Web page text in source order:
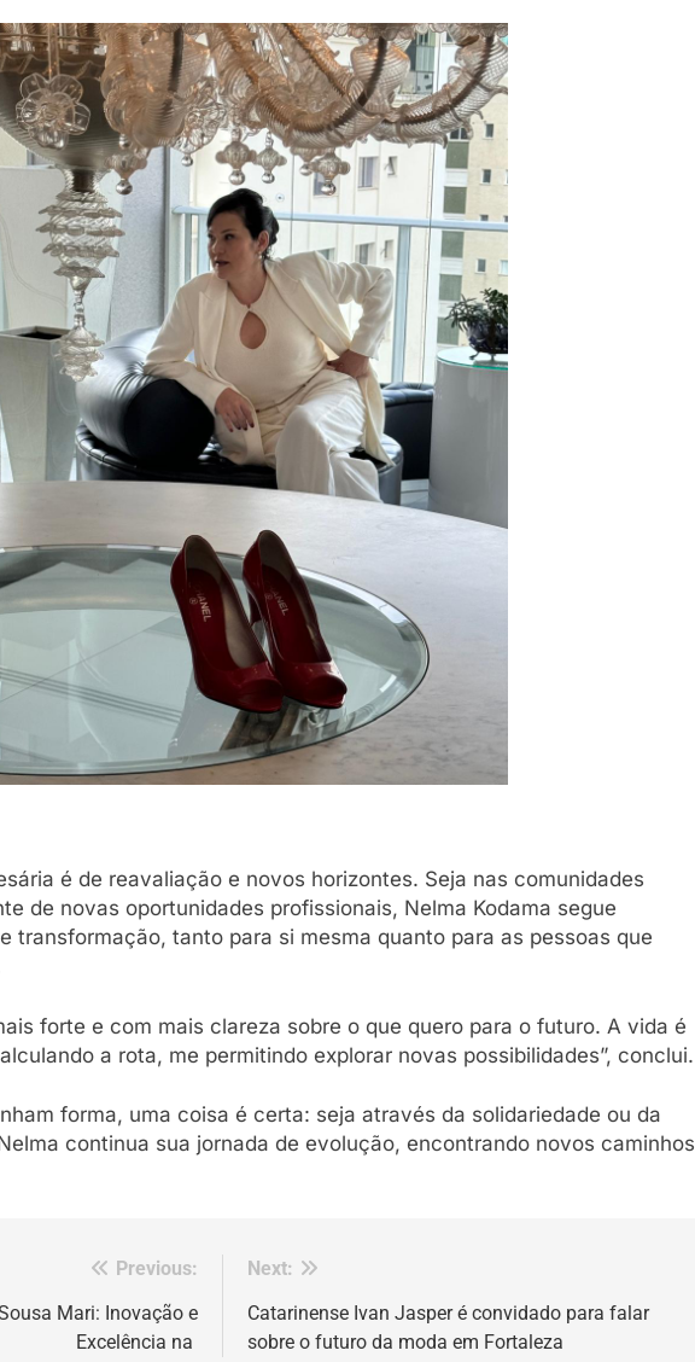
é de reavaliação e novos horizontes. Seja nas comunidades
de novas oportunidades profissionais, Nelma Kodama segue
transformação, tanto para si mesma quanto para as pessoas que
forte e com mais clareza sobre o que quero para o futuro. A vida é
a rota, me permitindo explorar novas possibilidades”, conclui.
forma, uma coisa é certa: seja através da solidariedade ou da
continua sua jornada de evolução, encontrando novos caminhos
Previous:
Mari: Inovação e
Excelência na
Next:
Catarinense Ivan Jasper é convidado para falar
sobre o futuro da moda em Fortaleza